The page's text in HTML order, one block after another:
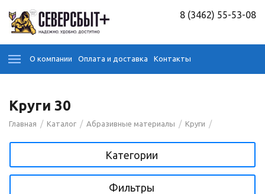
8 (3462) 55-53-08
О компании Оплата и доставка Контакты
Круги 30
Главная / Каталог / Абразивные материалы / Круги /
Категории
Фильтры